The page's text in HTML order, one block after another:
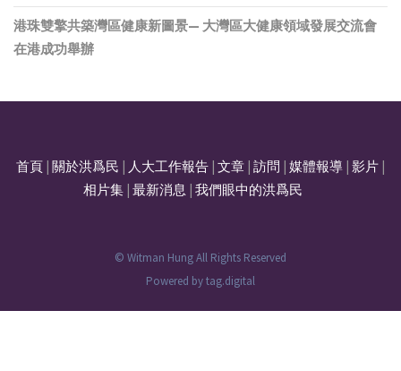
港珠雙擎共築灣區健康新圖景— 大灣區大健康領域發展交流會
在港成功舉辦
首頁 關於洪爲民 人大工作報告 文章 訪問 媒體報導 影片
相片集| 最新消息 我們眼中的洪爲民
© Witman Hung All Rights Reserved
Powered bytag.digital